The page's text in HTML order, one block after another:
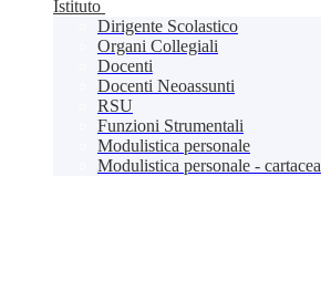
Istituto
Dirigente Scolastico
Organi Collegiali
Docenti
Docenti Neoassunti
RSU
Funzioni Strumentali
Modulistica personale
Modulistica personale - cartacea